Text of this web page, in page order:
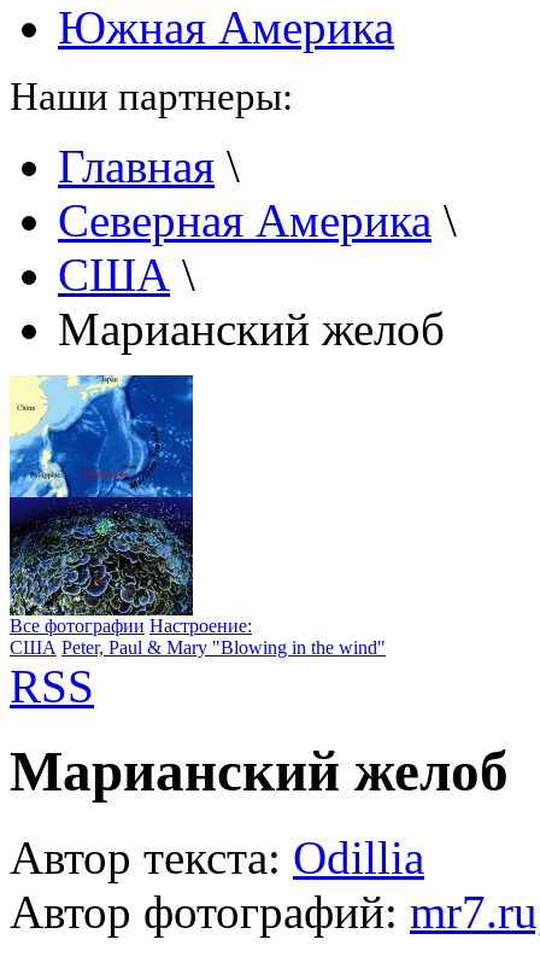
Южная Америка
Наши партнеры:
Главная \
Северная Америка \
США \
Марианский желоб
Все фотографии Настроение:
США Peter, Paul & Mary "Blowing in the wind"
RSS
Марианский желоб
Автор текста: Odillia
Автор фотографий: